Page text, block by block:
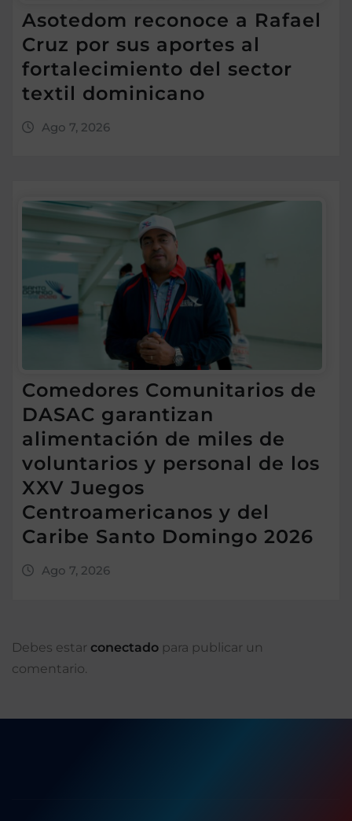
Asotedom reconoce a Rafael
Cruz por sus aportes al
fortalecimiento del sector
textil dominicano
Ago 7, 2026
Comedores Comunitarios de
DASAC garantizan
alimentación de miles de
voluntarios y personal de los
XXV Juegos
Centroamericanos y del
Caribe Santo Domingo 2026
Ago 7, 2026
Debes estar conectado para publicar un
comentario.